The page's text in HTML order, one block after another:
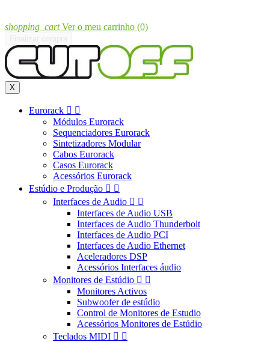
shopping_cart Ver o meu carrinho (0)
X
Eurorack  
Módulos Eurorack
Sequenciadores Eurorack
Sintetizadores Modular
Cabos Eurorack
Casos Eurorack
Acessórios Eurorack
Estúdio e Produção  
Interfaces de Audio  
Interfaces de Audio USB
Interfaces de Audio Thunderbolt
Interfaces de Audio PCI
Interfaces de Audio Ethernet
Aceleradores DSP
Acessórios Interfaces áudio
Monitores de Estúdio  
Monitores Activos
Subwoofer de estúdio
Control de Monitores de Estudio
Acessórios Monitores de Estúdio
Teclados MIDI  